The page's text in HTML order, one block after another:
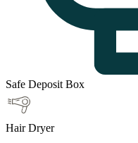
Safe Deposit Box
Hair Dryer